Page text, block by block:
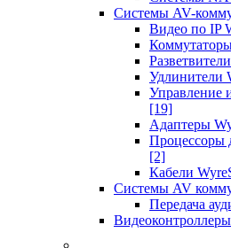
Системы AV-
Видео по IP
Удлинители
Управление
[19]
Адаптеры
Процессоры
[2]
Кабели
Системы AV
Передача